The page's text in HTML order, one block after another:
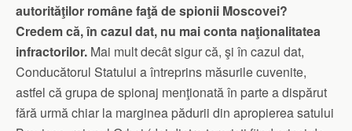
autorităţilor române faţă de spionii Moscovei?
Credem că, în cazul dat, nu mai conta naţionalitatea
infractorilor. Mai mult decât sigur că, şi în cazul dat,
Conducătorul Statului a întreprins măsurile cuvenite,
astfel că grupa de spionaj menţionată în parte a dispărut
fără urmă chiar la marginea pădurii din apropierea satului